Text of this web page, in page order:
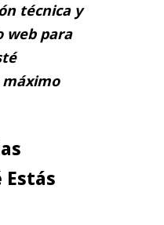
técnica y
web para
Estás